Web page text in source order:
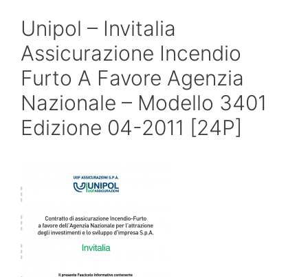
Unipol – Invitalia
Assicurazione Incendio
Furto A Favore Agenzia
Nazionale – Modello 3401
Edizione 04-2011 [24P]